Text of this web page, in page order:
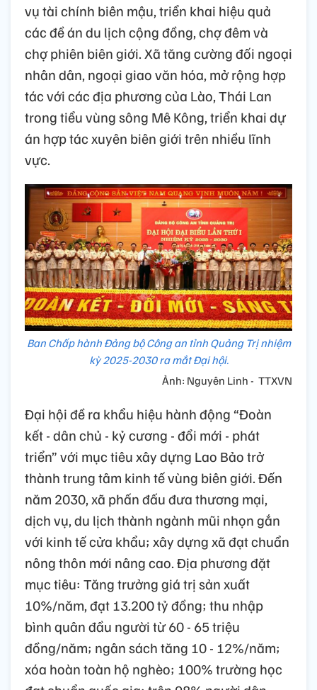
vụ tài chính biên mậu, triển khai hiệu quả
các đề án du lịch cộng đồng, chợ đêm và
chợ phiên biên giới. Xã tăng cường đối ngoại
nhân dân, ngoại giao văn hóa, mở rộng hợp
tác với các địa phương của Lào, Thái Lan
trong tiểu vùng sông Mê Kông, triển khai dự
án hợp tác xuyên biên giới trên nhiều lĩnh
vực.
Ban Chấp hành Đảng bộ Công an tỉnh Quảng Trị nhiệm
kỳ 2025-2030 ra mắt Đại hội.
Ảnh: Nguyên Linh - TTXVN
Đại hội đề ra khẩu hiệu hành động “Đoàn
kết - dân chủ - kỷ cương - đổi mới - phát
triển” với mục tiêu xây dựng Lao Bảo trở
thành trung tâm kinh tế vùng biên giới. Đến
năm 2030, xã phấn đấu đưa thương mại,
dịch vụ, du lịch thành ngành mũi nhọn gắn
với kinh tế cửa khẩu; xây dựng xã đạt chuẩn
nông thôn mới nâng cao. Địa phương đặt
mục tiêu: Tăng trưởng giá trị sản xuất
10%/năm, đạt 13.200 tỷ đồng; thu nhập
bình quân đầu người từ 60 - 65 triệu
đồng/năm; ngân sách tăng 10 - 12%/năm;
xóa hoàn toàn hộ nghèo; 100% trường học